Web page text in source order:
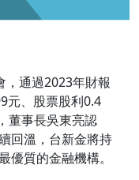
，通過2023年財報
元、股票股利0.4
董事長吳東亮認
回溫，台新金將持
優質的金融機構。